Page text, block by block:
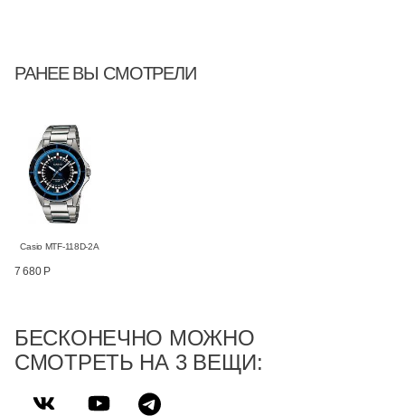
РАНЕЕ ВЫ СМОТРЕЛИ
Casio MTF-118D-2A
7 680 Р
БЕСКОНЕЧНО МОЖНО
СМОТРЕТЬ НА 3 ВЕЩИ: